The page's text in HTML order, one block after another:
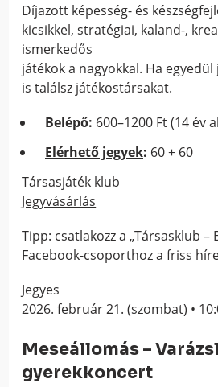
Díjazott képesség- és
kicsikkel, stratégiai, kaland-,
ismerkedős
játékok a nagyokkal. Ha
is találsz játékostársakat.
Belépő: 600–1200 Ft (14 év
Elérhető jegyek: 60 + 60
Társasjáték klub
Jegyvásárlás
Tipp: csatlakozz a „Társasklub –
Facebook-csoporthoz a friss
Jegyes
2026. február 21. (szombat) •
Meseállomás –
gyerekkoncert